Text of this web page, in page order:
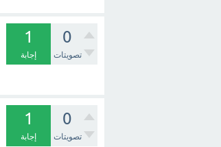
0
تصويتات
1
إجابة
0
تصويتات
1
إجابة